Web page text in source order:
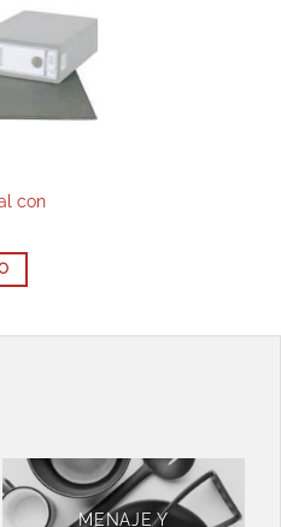
con
MENAJE Y